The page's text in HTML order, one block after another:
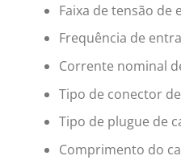
Faixa de tensão de
Frequência de
Corrente nominal
Tipo de conector
Tipo de plugue de
Comprimento do